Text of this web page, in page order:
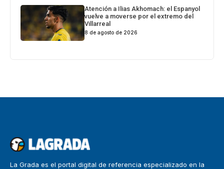
Atención a Ilias Akhomach: el Espanyol
vuelve a moverse por el extremo del
Villarreal
8 de agosto de 2026
La Grada es el portal digital de referencia especializado en la